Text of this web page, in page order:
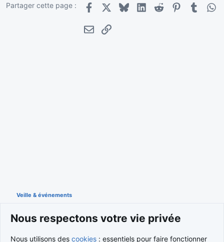
Partager cette page :
Facebook
X BlueskyLinkedInRedditPinterestTumblr
E-mailLien
Veille & événements
Nous respectons votre vie privée
Nous utilisons des cookies : essentiels pour faire fonctionner